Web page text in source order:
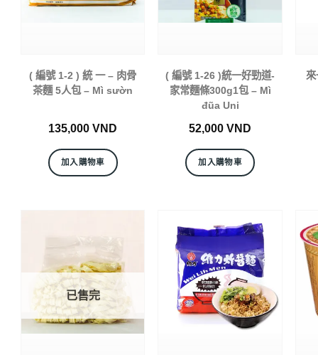
( 編號 1-2 ) 統 一 – 肉骨
茶麵 5人包 – Mì sườn
135,000VND
加入購物車
( 編號 1-26 )統一好勁道-
家常麵條300g1包 – Mì
đũa Uni
52,000VND
加入購物車
已售完